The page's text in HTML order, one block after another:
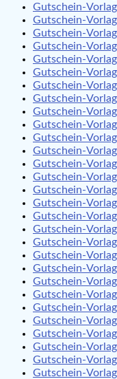
Gutschein-
Gutschein-
Gutschein-
Gutschein-
Gutschein-
Gutschein-
Gutschein-
Gutschein-
Gutschein-
Gutschein-
Gutschein-
Gutschein-
Gutschein-
Gutschein-
Gutschein-
Gutschein-
Gutschein-
Gutschein-
Gutschein-
Gutschein-
Gutschein-
Gutschein-
Gutschein-
Gutschein-
Gutschein-
Gutschein-
Gutschein-
Gutschein-
Gutschein-